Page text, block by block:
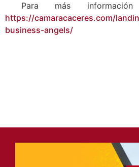
Para más
https://camaracaceres.com/
business-angels/